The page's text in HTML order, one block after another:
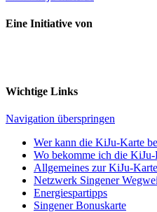
Eine Initiative von
Wichtige Links
Navigation überspringen
Wer kann die KiJu-Karte
Wo bekomme ich die KiJu-
Allgemeines zur KiJu-Karte
Netzwerk Singener
Energiespartipps
Singener Bonuskarte